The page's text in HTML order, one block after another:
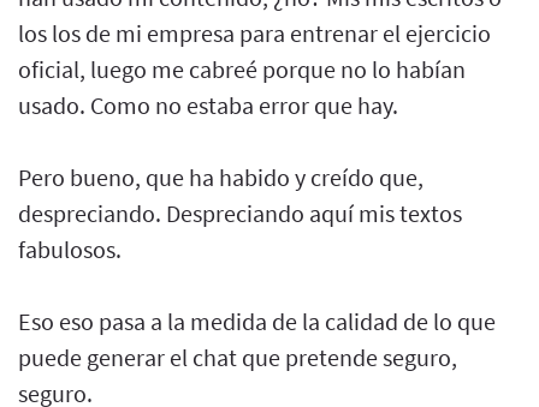
los los de mi empresa para entrenar el ejercicio
oficial, luego me cabreé porque no lo habían
usado. Como no estaba error que hay.
Pero bueno, que ha habido y creído que,
despreciando. Despreciando aquí mis textos
fabulosos.
Eso eso pasa a la medida de la calidad de lo que
puede generar el chat que pretende seguro,
seguro.